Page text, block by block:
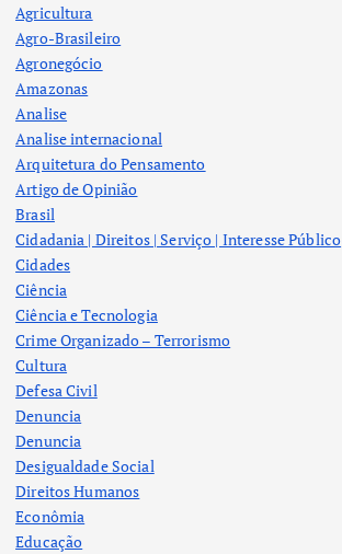
Agricultura
Agro-Brasileiro
Agronegócio
Amazonas
Analise
Analise internacional
Arquitetura do Pensamento
Artigo de Opinião
Brasil
Cidadania | Direitos | Serviço | Interesse Público
Cidades
Ciência
Ciência e Tecnologia
Crime Organizado – Terrorismo
Cultura
Defesa Civil
Denuncia
Denuncia
Desigualdade Social
Direitos Humanos
Econômia
Educação